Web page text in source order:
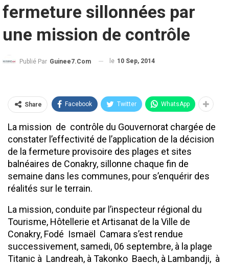
fermeture sillonnées par
une mission de contrôle
Publié Par Guinee7.com le 10 Sep, 2014
Share Facebook Twitter WhatsApp
La mission de contrôle du Gouvernorat chargée de
constater l’effectivité de l’application de la décision
de la fermeture provisoire des plages et sites
balnéaires de Conakry, sillonne chaque fin de
semaine dans les communes, pour s’enquérir des
réalités sur le terrain.
La mission, conduite par l’inspecteur régional du
Tourisme, Hôtellerie et Artisanat de la Ville de
Conakry, Fodé Ismaël Camara s’est rendue
successivement, samedi, 06 septembre, à la plage
Titanic à Landreah, à Takonko Baech, à Lambandji, à